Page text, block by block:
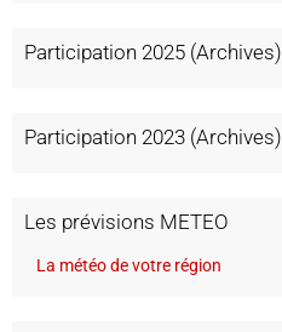
Participation 2025 (Archives)
Participation 2023 (Archives)
Les prévisions METEO
La météo de votre région